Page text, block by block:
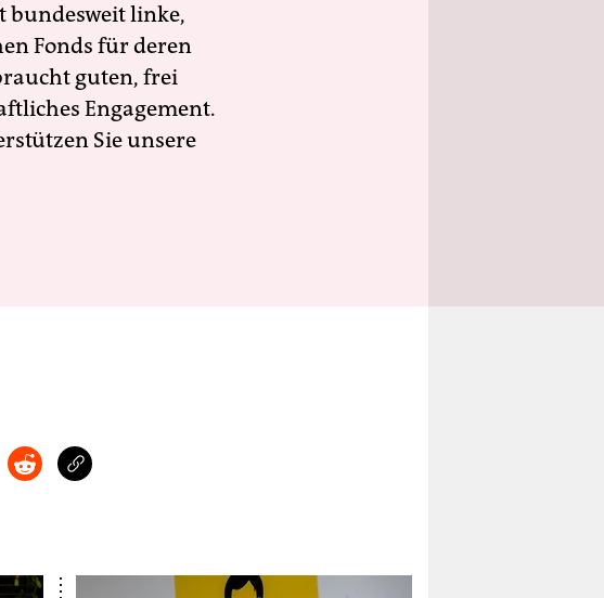
bundesweit linke,
Fonds für deren
guten, frei
Engagement.
Sie unsere